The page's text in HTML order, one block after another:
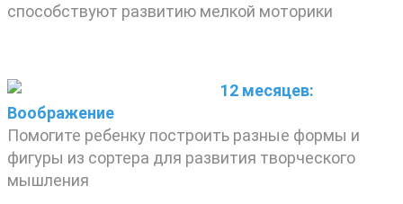
способствуют развитию мелкой моторики
12 месяцев:
Воображение
Помогите ребенку построить разные формы и
фигуры из сортера для развития творческого
мышления